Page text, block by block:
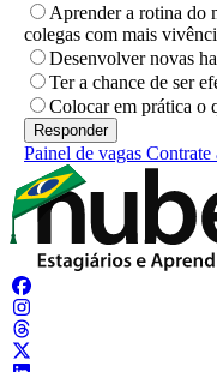
Aprender a rotina do
colegas com mais
Desenvolver novas
Ter a chance de ser
Colocar em prática o
Painel de vagas Contrate